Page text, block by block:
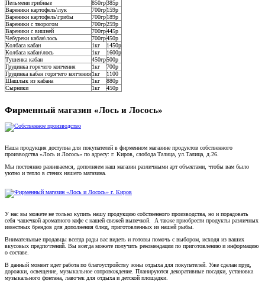
Пельмени грибные
850гр385р
Вареники картофель\лук
700гр159р
Вареники картофель\грибы
700гр189р
Вареники с творогом
700гр259р
Вареники с вишней
700гр445р
Чебуреки кабан\лось
700гр450р
Колбаса кабан
1кг
1450р
Колбаса кабан\лось
1кг
1600р
Тушенка кабан
450гр500р
Грудинка горячего копчения
1кг
700р
Грудинка кабан горячего копчения1кг
1100
Шашлык из кабана
1кг
880р
Сырники
1кг 450р
Фирменный магазин «Лось и Лосось»
Наша продукция доступна для покупателей в фирменном магазине продуктов собственного
производства «Лось и Лосось» по адресу: г. Киров, слобода Талица, ул.Талица, д.26.
Мы постоянно развиваемся, дополняем наш магазин различными арт объектами, чтобы вам было
уютно и тепло в стенах нашего магазина.
У нас вы можете не только купить нашу продукцию собственного производства, но и порадовать
себя чашечкой ароматного кофе с нашей свежей выпечкой. А также приобрести продукты различных
известных брендов для дополнения блюд, приготовленных из нашей рыбы.
Внимательные продавцы всегда рады вас видеть и готовы помочь с выбором, исходя из ваших
вкусовых предпочтений. Вы всегда можете получить рекомендации по приготовлению и информацию
о составе.
В данный момент идет работа по благоустройству зоны отдыха для покупателей. Уже сделан пруд,
дорожки, освещение, музыкальное сопровождение. Планируются декоративные посадки, установка
музыкального фонтана, лавочек для отдыха и детской площадки.